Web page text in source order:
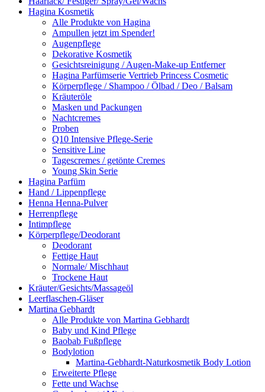
Hagina Kosmetik
Alle Produkte von Hagina
Ampullen jetzt im Spender!
Augenpflege
Dekorative Kosmetik
Gesichtsreinigung / Augen-Make-up Entferner
Hagina Parfümserie Vertrieb Princess Cosmetic
Körperpflege / Shampoo / Ölbad / Deo / Balsam
Kräuteröle
Masken und Packungen
Nachtcremes
Proben
Q10 Intensive Pflege-Serie
Sensitive Line
Tagescremes / getönte Cremes
Young Skin Serie
Hagina Parfüm
Hand / Lippenpflege
Henna Henna-Pulver
Herrenpflege
Intimpflege
Körperpflege/Deodorant
Deodorant
Fettige Haut
Normale/ Mischhaut
Trockene Haut
Kräuter/Gesichts/Massageöl
Leerflaschen-Gläser
Martina Gebhardt
Alle Produkte von Martina Gebhardt
Baby und Kind Pflege
Baobab Fußpflege
Bodylotion
Martina-Gebhardt-Naturkosmetik Body Lotion
Erweiterte Pflege
Fette und Wachse